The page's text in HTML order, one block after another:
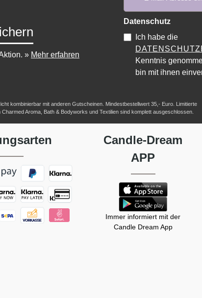
» Mehr erfahren
Datenschutz
Ich habe die
Kenntnis
bin mit ihnen
kombinierbar mit anderen Gutscheinen. Mindestbestellwert 35,- Euro. Limitierte
Aroma, Bath & Bodyworks und Textilien sind komplett ausgeschlossen.
Candle-Dream
APP
Immer informiert mit der
Candle Dream App